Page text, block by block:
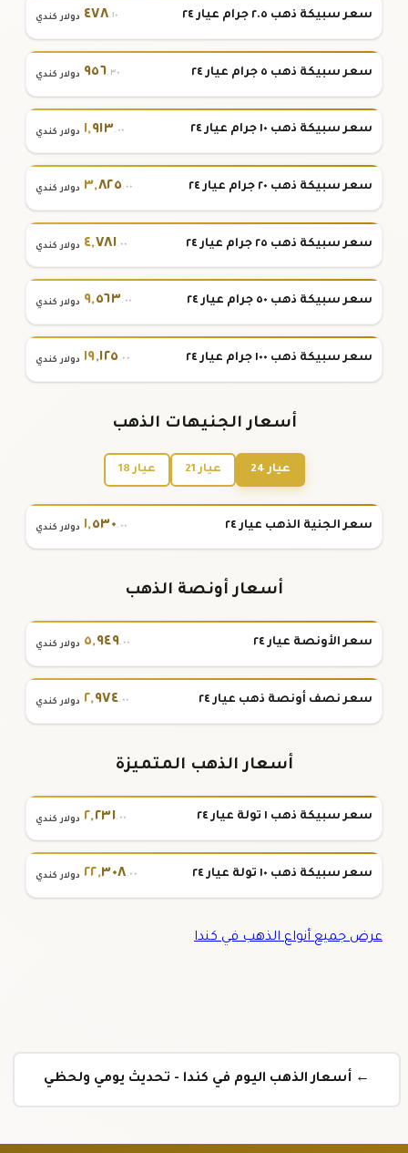
سعر سبيكة ذهب ٢.٥ جرام عيار ٢٤ ٤٧٨.١٠ دولار كندي
سعر سبيكة ذهب ٥ جرام عيار ٢٤ ٩٥٦.٣٠ دولار كندي
سعر سبيكة ذهب ١٠ جرام عيار ٢٤ ١,٩١٣.٠٠ دولار كندي
سعر سبيكة ذهب ٢٠ جرام عيار ٢٤ ٣,٨٢٥.٠٠ دولار كندي
سعر سبيكة ذهب ٢٥ جرام عيار ٢٤ ٤,٧٨١.٠٠ دولار كندي
سعر سبيكة ذهب ٥٠ جرام عيار ٢٤ ٩,٥٦٣.٠٠ دولار كندي
سعر سبيكة ذهب ١٠٠ جرام عيار ٢٤ ١٩,١٢٥ .٠٠ دولار كندي
أسعار الجنيهات الذهب
عيار 24 عيار 21 عيار 18
سعر الجنية الذهب عيار ٢٤ ١,٥٣٠.٠٠ دولار كندي
أسعار أونصة الذهب
سعر الأونصة عيار ٢٤ ٥,٩٤٩.٠٠ دولار كندي
سعر نصف أونصة ذهب عيار ٢٤ ٢,٩٧٤.٠٠ دولار كندي
أسعار الذهب المتميزة
سعر سبيكة ذهب ١ تولة عيار ٢٤ ٢,٢٣١.٠٠ دولار كندي
سعر سبيكة ذهب ١٠ تولة عيار ٢٤ ٢٢,٣٠٨.٠٠ دولار كندي
عرض جميع أنواع الذهب في كندا
← أسعار الذهب اليوم في كندا - تحديث يومي ولحظي